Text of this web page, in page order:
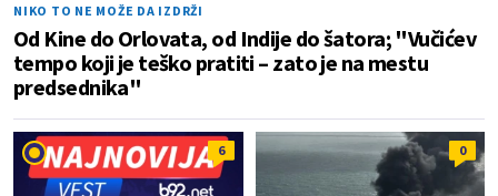
NIKO TO NE MOŽE DA IZDRŽI
Od Kine do Orlovata, od Indije do šatora; "Vučićev
tempo koji je teško pratiti – zato je na mestu
predsednika"
6 0